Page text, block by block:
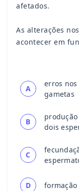
afetados.
As alterações
acontecer em
A
erros
gametas
B
dois
C
D